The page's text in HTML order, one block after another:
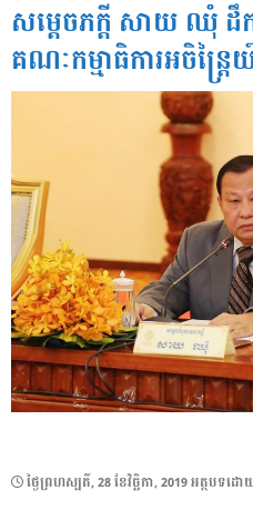
សម្តេចភក្តី សាយ ឈុំ ដឹក
គណៈកម្មាធិការអចិន្ត្រៃ
POSTED
ថ្ងៃ​ព្រហស្បតិ៍, 28 ខែ​វិច្ឆិកា, 2019អត្ថបទដោ